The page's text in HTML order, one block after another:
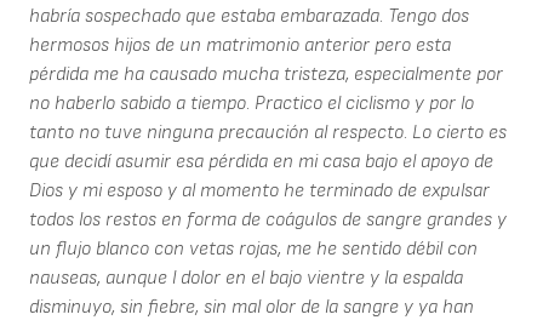
habría sospechado que estaba embarazada. Tengo dos
hermosos hijos de un matrimonio anterior pero esta
pérdida me ha causado mucha tristeza, especialmente por
no haberlo sabido a tiempo. Practico el ciclismo y por lo
tanto no tuve ninguna precaución al respecto. Lo cierto es
que decidí asumir esa pérdida en mi casa bajo el apoyo de
Dios y mi esposo y al momento he terminado de expulsar
todos los restos en forma de coágulos de sangre grandes y
un flujo blanco con vetas rojas, me he sentido débil con
nauseas, aunque l dolor en el bajo vientre y la espalda
disminuyo, sin fiebre, sin mal olor de la sangre y ya han